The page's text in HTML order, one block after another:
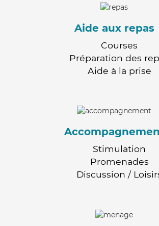
Aide aux repas
Courses
Préparation des
Aide à la prise
Stimulation
Promenades
Discussion /